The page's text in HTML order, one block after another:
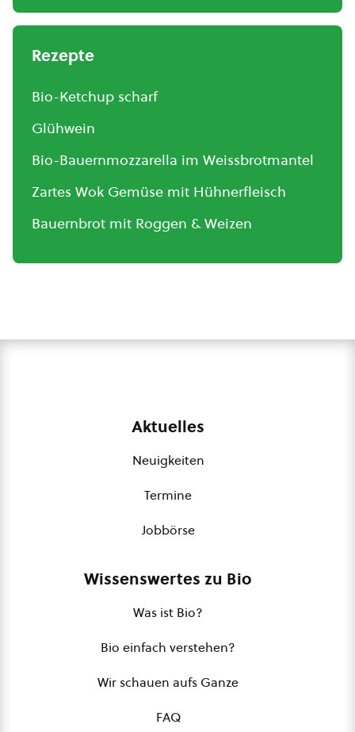
Rezepte
Bio-Ketchup scharf
Glühwein
Bio-Bauernmozzarella im Weissbrotmantel
Zartes Wok Gemüse mit Hühnerfleisch
Bauernbrot mit Roggen & Weizen
Aktuelles
Neuigkeiten
Termine
Jobbörse
Wissenswertes zu Bio
Was ist Bio?
Bio einfach verstehen?
Wir schauen aufs Ganze
FAQ